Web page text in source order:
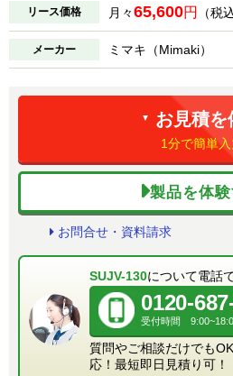
リース価格 月々65,600円 （税
メーカー ミマキ（Mimaki）
▼ お見積を
1分で簡単入
製品を体
お問合せ・資料請求
SUJV-130について電話
0120-
受付時間
質問やご相談だけでも
応！最短即日見積り可！